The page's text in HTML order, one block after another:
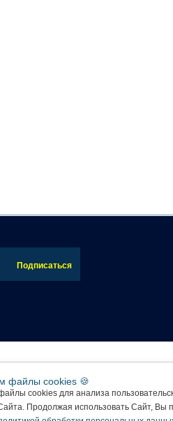
файлы cookies 🍪
cookies для анализа
Продолжая использовать Сайт, Вы